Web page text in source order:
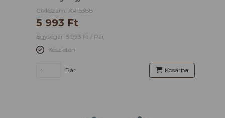
Cikkszám: KR15388
5 993 Ft
Egységár: 5 993 Ft / Pár
Készleten
Pár Kosárba